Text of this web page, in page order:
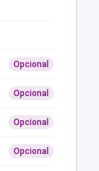
Opcional
Opcional
Opcional
Opcional